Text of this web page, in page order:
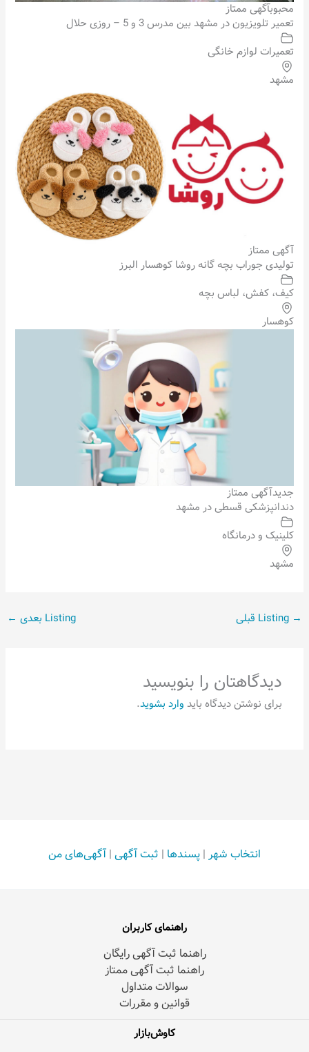
محبوبآگهی ممتاز
تعمیر تلویزیون در مشهد بین مدرس 3 و 5 – روزی حلال
تعمیرات لوازم خانگی
مشهد
آگهی ممتاز
تولیدی جوراب بچه گانه روشا کوهسار البرز
کیف، کفش، لباس بچه
کوهسار
جدیدآگهی ممتاز
دندانپزشکی قسطی در مشهد
کلینیک و درمانگاه
مشهد
→ Listing بعدی ←
دیدگاهتان را بنویسید
برای نوشتن دیدگاه باید وارد بشوید.
انتخاب شهر | پسندها | ثبت آگهی | آگهی‌های من
راهنمای کاربران
راهنما ثبت آگهی رایگان
راهنما ثبت آگهی ممتاز
سوالات متداول
قوانین و مقررات
کاوش‌بازار